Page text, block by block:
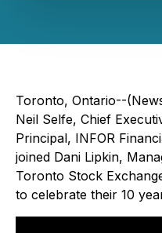
Toronto, Ontario--
Neil Selfe, Chief
Principal, INFOR
joined Dani Lipkin,
Toronto Stock
to celebrate their 10